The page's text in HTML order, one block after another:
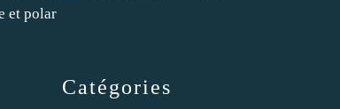
Catégories
et polar